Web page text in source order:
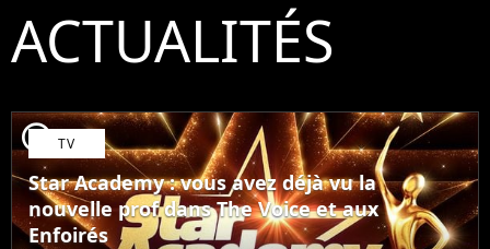
ACTUALITÉS
player2 TV
Star Academy : vous avez déjà vu la
nouvelle prof dans The Voice et aux
Enfoirés